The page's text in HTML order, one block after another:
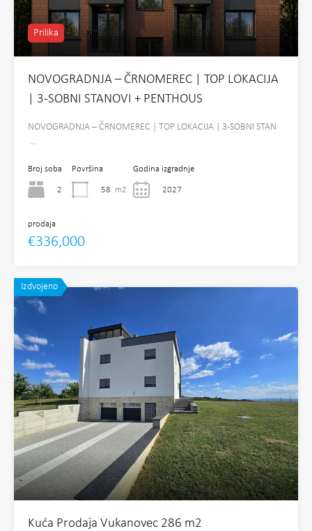
Prilika
NOVOGRADNJA – ČRNOMEREC | TOP LOKACIJA
| 3-SOBNI STANOVI + PENTHOUS
NOVOGRADNJA – ČRNOMEREC | TOP LOKACIJA | 3-SOBNI STAN
…
Broj soba
2
Površina
58 m2
Godina izgradnje
2027
prodaja
€336,000
Izdvojeno
Kuća Prodaja Vukanovec 286 m2